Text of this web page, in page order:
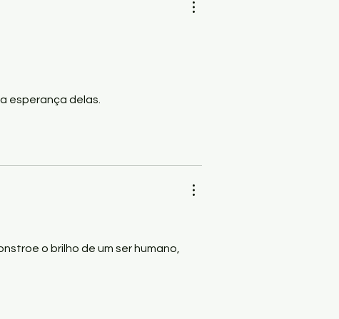
esperança delas.
o brilho de um ser humano,